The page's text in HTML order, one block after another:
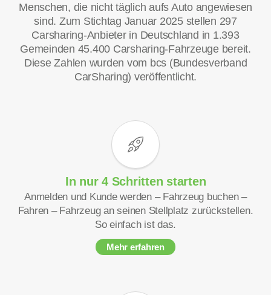
Menschen, die nicht täglich aufs Auto angewiesen
sind. Zum Stichtag Januar 2025 stellen 297
Carsharing-Anbieter in Deutschland in 1.393
Gemeinden 45.400 Carsharing-Fahrzeuge bereit.
Diese Zahlen wurden vom bcs (Bundesverband
CarSharing) veröffentlicht.
In nur 4 Schritten starten
Anmelden und Kunde werden – Fahrzeug buchen –
Fahren – Fahrzeug an seinen Stellplatz zurückstellen.
So einfach ist das.
Mehr erfahren